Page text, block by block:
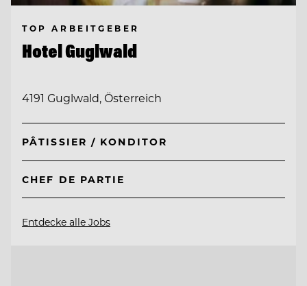
TOP ARBEITGEBER
Hotel Guglwald
4191 Guglwald, Österreich
PÂTISSIER / KONDITOR
CHEF DE PARTIE
Entdecke alle Jobs